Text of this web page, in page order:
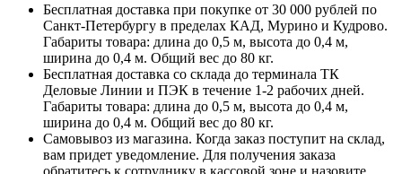
Бесплатная доставка при покупке от 30 000 рублей по
Санкт-Петербургу в пределах КАД, Мурино и Кудрово.
Габариты товара: длина до 0,5 м, высота до 0,4 м,
ширина до 0,4 м. Общий вес до 80 кг.
Бесплатная доставка со склада до терминала ТК
Деловые Линии и ПЭК в течение 1-2 рабочих дней.
Габариты товара: длина до 0,5 м, высота до 0,4 м,
ширина до 0,4 м. Общий вес до 80 кг.
Самовывоз из магазина. Когда заказ поступит на склад,
вам придет уведомление. Для получения заказа
обратитесь к сотруднику в кассовой зоне и назовите